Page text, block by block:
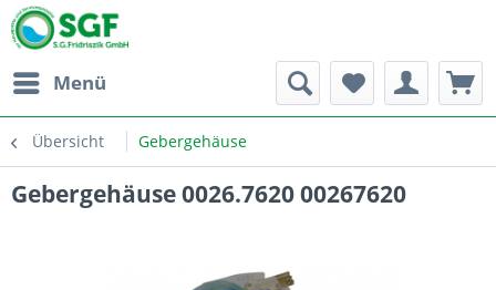
Menü
Übersicht Gebergehäuse
Gebergehäuse 0026.7620 00267620